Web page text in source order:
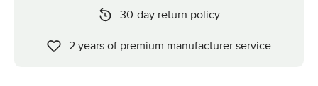
30-day return policy
2 years of premium manufacturer service